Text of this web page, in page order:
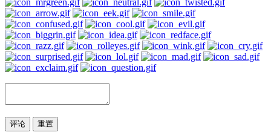
评论 重置